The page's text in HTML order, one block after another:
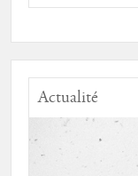
Actualité